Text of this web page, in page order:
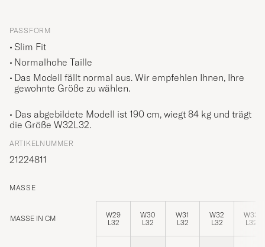
PASSFORM
Slim Fit
Normalhohe Taille
Das Modell fällt normal aus. Wir empfehlen Ihnen, Ihre
gewohnte Größe zu wählen.
• Das abgebildete Modell ist 190 cm, wiegt 84 kg und trägt
die Größe W32L32.
ARTIKELNUMMER
21224811
MASSE
MASSE IN CM
W29
L32
W30
L32
W31
L32
W32
L32
W33
L32